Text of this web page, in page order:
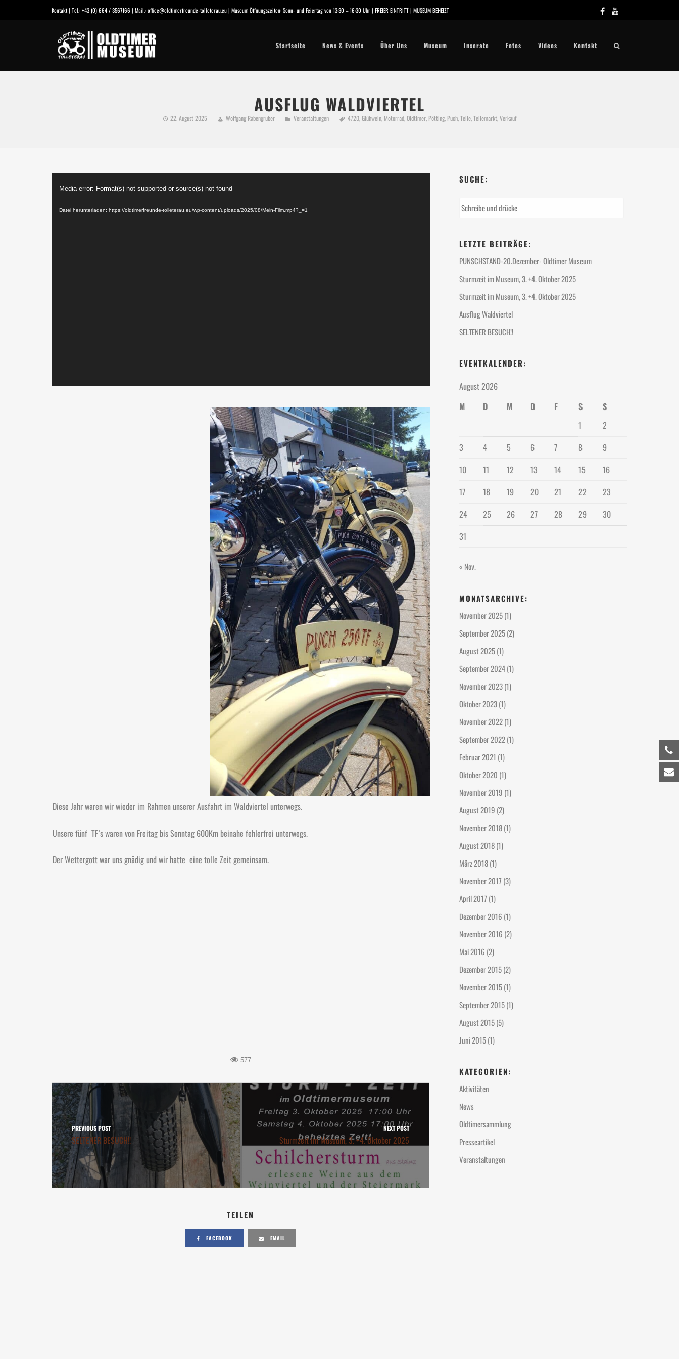
Kontakt | Tel.: +43 (0) 664 / 3567166 | Mail.: office@oldtimerfreunde-tolleterau.eu | Museum Öffnungszeiten: Sonn- und Feiertag von 13:30 – 16:30 Uhr | FREIER EINTRITT | MUSEUM BEHEIZT
Startseite News & Events Über Uns Museum Inserate Fotos Videos Kontakt
AUSFLUG WALDVIERTEL
22. August 2025 Wolfgang Rabengruber Veranstaltungen 4720,Glühwein, Motorrad,Oldtimer, Pötting, Puch,Teile,Teilemarkt,Verkauf
Media error: Format(s) not supported or source(s) not found
Datei herunterladen: https://oldtimerfreunde-tolleterau.eu/wp-content/uploads/2025/08/Mein-Film.mp4?_=1
Diese Jahr waren wir wieder im Rahmen unserer Ausfahrt im Waldviertel unterwegs.
Unsere fünf TF`s waren von Freitag bis Sonntag 600Km beinahe fehlerfrei unterwegs.
Der Wettergott war uns gnädig und wir hatte eine tolle Zeit gemeinsam.
577
PREVIOUS POST
SELTENER BESUCH!!
NEXT POST
Sturmzeit im Museum, 3. +4. Oktober 2025
TEILEN
FACEBOOK EMAIL
SUCHE:
LETZTE BEITRÄGE:
PUNSCHSTAND-20.Dezember- Oldtimer Museum
Sturmzeit im Museum, 3. +4. Oktober 2025
Sturmzeit im Museum, 3. +4. Oktober 2025
Ausflug Waldviertel
SELTENER BESUCH!!
EVENTKALENDER:
August 2026
M
D M D F S
S
1
2
3
4 5 6 7 8
9
10
11 12 13 14 15
16
17
18 19 20 21 22
23
24
25 26 27 28 29
30
31
« Nov.
MONATSARCHIVE:
November 2025(1)
September 2025(2)
August 2025(1)
September 2024(1)
November 2023(1)
Oktober 2023(1)
November 2022(1)
September 2022(1)
Februar 2021 (1)
Oktober 2020 (1)
November 2019 (1)
August 2019 (2)
November 2018(1)
August 2018(1)
März 2018(1)
November 2017 (3)
April 2017 (1)
Dezember 2016 (1)
November 2016 (2)
Mai 2016 (2)
Dezember 2015(2)
November 2015(1)
September 2015(1)
August 2015(5)
Juni 2015(1)
KATEGORIEN:
Aktivitäten
News
Oldtimersammlung
Presseartikel
Veranstaltungen